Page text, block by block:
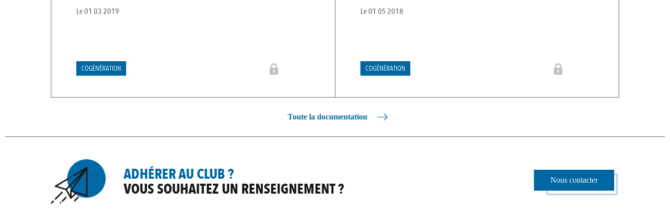
Le01 03 2019
COGÉNÉRATION
Le01 05 2018
COGÉNÉRATION
Toute la documentation
ADHÉRER AU CLUB ?
VOUS SOUHAITEZ UN RENSEIGNEMENT ? Nous contacter